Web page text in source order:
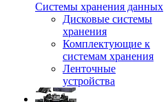
Системы хранения данных
Дисковые системы
хранения
Комплектующие к
системам хранения
Ленточные
устройства